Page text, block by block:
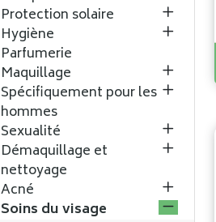
Protection solaire
Hygiène
Parfumerie
Maquillage
Spécifiquement pour les
hommes
Sexualité
Démaquillage et
nettoyage
Acné
Soins du visage